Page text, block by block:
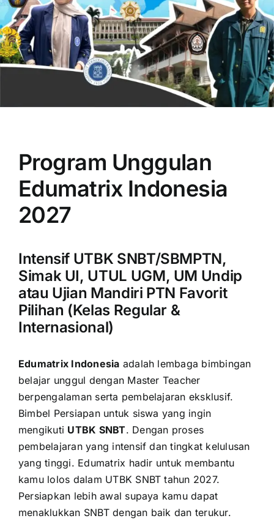
OUR PROGRAM
CONTACT US
Program Unggulan
Edumatrix Indonesia
2027
Intensif UTBK SNBT/SBMPTN,
Simak UI, UTUL UGM, UM Undip
atau Ujian Mandiri PTN Favorit
Pilihan (Kelas Regular &
Internasional)
Edumatrix Indonesia adalah lembaga bimbingan
belajar unggul dengan Master Teacher
berpengalaman serta pembelajaran eksklusif.
Bimbel Persiapan untuk siswa yang ingin
mengikuti UTBK SNBT. Dengan proses
pembelajaran yang intensif dan tingkat kelulusan
yang tinggi. Edumatrix hadir untuk membantu
kamu lolos dalam UTBK SNBT tahun 2027.
Persiapkan lebih awal supaya kamu dapat
menaklukkan SNBT dengan baik dan terukur.